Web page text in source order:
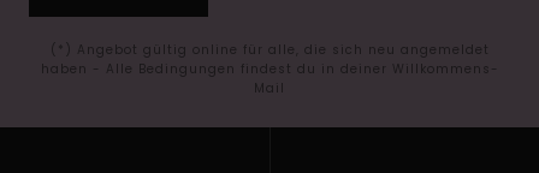
(*) Angebot gültig online für alle, die sich neu angemeldet
haben - Alle Bedingungen findest du in deiner Willkommens-
Mail